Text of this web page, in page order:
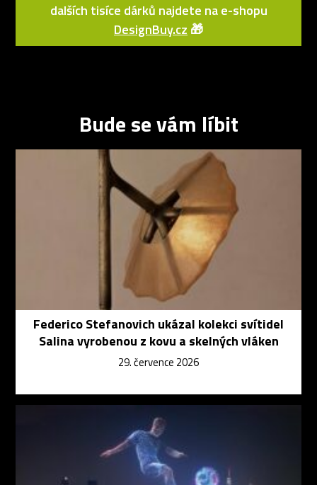
dalších tisíce dárků najdete na e-shopu
DesignBuy.cz 🎁
Bude se vám líbit
Federico Stefanovich ukázal kolekci svítidel
Salina vyrobenou z kovu a skelných vláken
29. července 2026